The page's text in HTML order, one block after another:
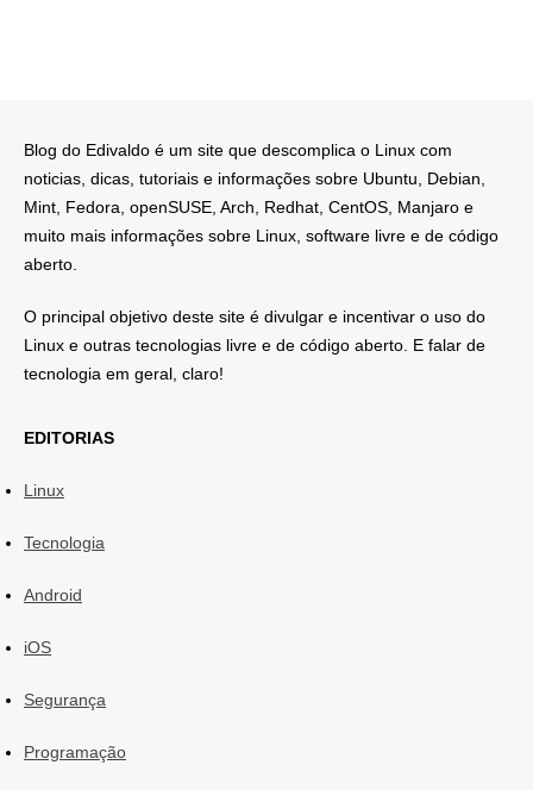
Blog do Edivaldo é um site que descomplica o Linux com
noticias, dicas, tutoriais e informações sobre Ubuntu, Debian,
Mint, Fedora, openSUSE, Arch, Redhat, CentOS, Manjaro e
muito mais informações sobre Linux, software livre e de código
aberto.
O principal objetivo deste site é divulgar e incentivar o uso do
Linux e outras tecnologias livre e de código aberto. E falar de
tecnologia em geral, claro!
EDITORIAS
Linux
Tecnologia
Android
iOS
Segurança
Programação